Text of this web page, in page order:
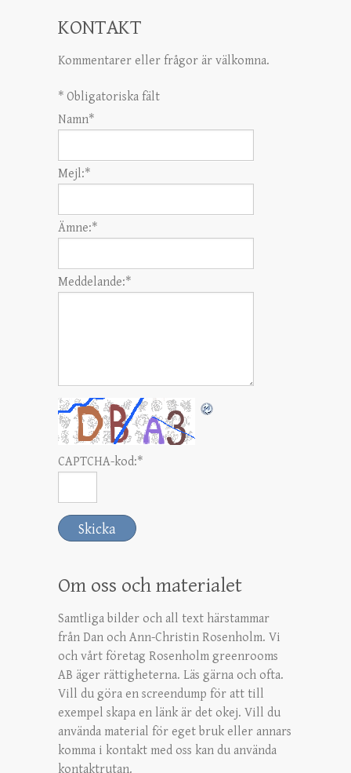
KONTAKT
Kommentarer eller frågor är välkomna.
* Obligatoriska fält
Namn*
Mejl:*
Ämne:*
Meddelande:*
CAPTCHA-kod:*
Om oss och materialet
Samtliga bilder och all text härstammar
från Dan och Ann-Christin Rosenholm. Vi
och vårt företag Rosenholm greenrooms
AB äger rättigheterna. Läs gärna och ofta.
Vill du göra en screendump för att till
exempel skapa en länk är det okej. Vill du
använda material för eget bruk eller annars
komma i kontakt med oss kan du använda
kontaktrutan.